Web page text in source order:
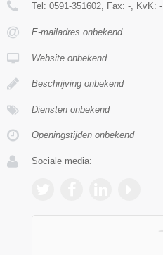
Tel: 0591-351602, Fax: -, KvK: -
E-mailadres onbekend
Website onbekend
Beschrijving onbekend
Diensten onbekend
Openingstijden onbekend
Sociale media: